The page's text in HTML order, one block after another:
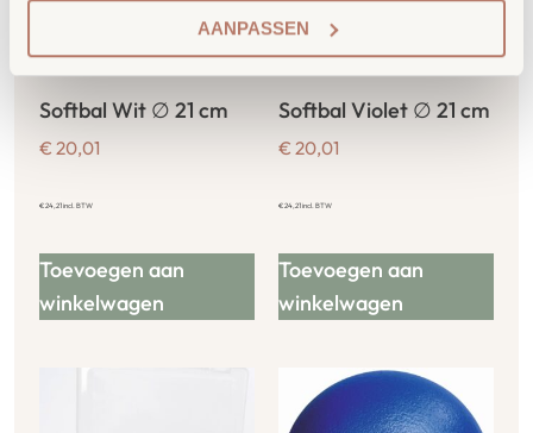
AANPASSEN
Softbal Wit ∅ 21 cm
€ 20,01
€24,21incl. BTW
Toevoegen aan
winkelwagen
Softbal Violet ∅ 21 cm
€ 20,01
€24,21incl. BTW
Toevoegen aan
winkelwagen